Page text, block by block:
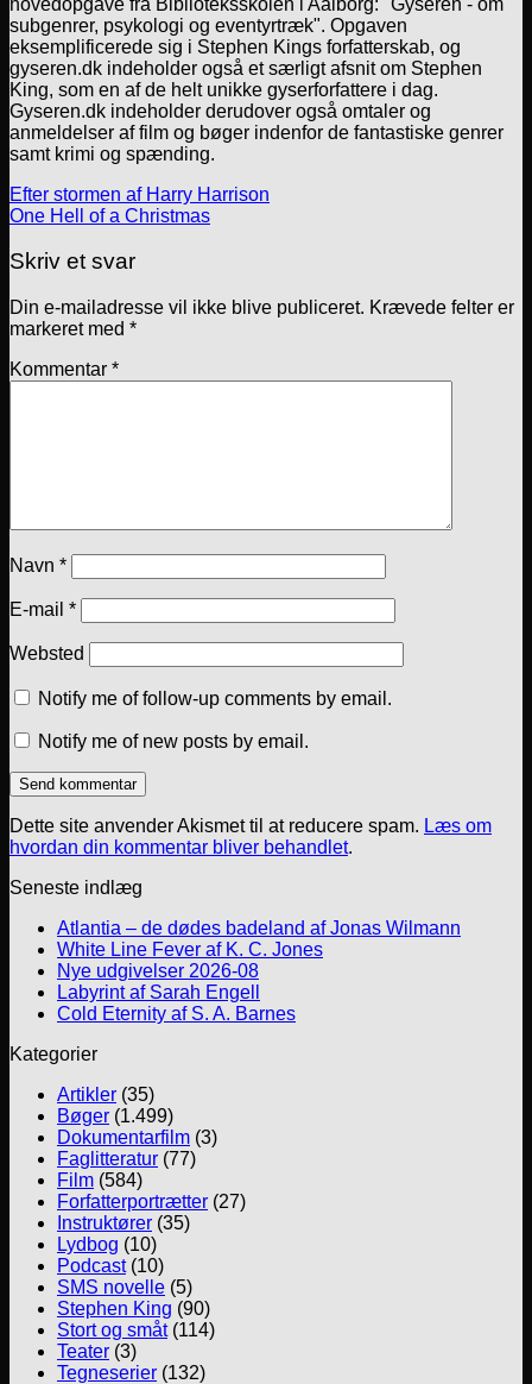
subgenrer, psykologi og eventyrtræk". Opgaven
eksemplificerede sig i Stephen Kings forfatterskab, og
gyseren.dk indeholder også et særligt afsnit om Stephen
King, som en af de helt unikke gyserforfattere i dag.
Gyseren.dk indeholder derudover også omtaler og
anmeldelser af film og bøger indenfor de fantastiske genrer
samt krimi og spænding.
Efter stormen af Harry Harrison
One Hell of a Christmas
Skriv et svar
Din e-mailadresse vil ikke blive publiceret. Krævede felter er
markeret med *
Kommentar *
Navn *
E-mail *
Websted
Notify me of follow-up comments by email.
Notify me of new posts by email.
Dette site anvender Akismet til at reducere spam. Læs om
hvordan din kommentar bliver behandlet.
Seneste indlæg
Atlantia – de dødes badeland af Jonas Wilmann
White Line Fever af K. C. Jones
Nye udgivelser 2026-08
Labyrint af Sarah Engell
Cold Eternity af S. A. Barnes
Kategorier
Artikler (35)
Bøger (1.499)
Dokumentarfilm (3)
Faglitteratur (77)
Film (584)
Forfatterportrætter (27)
Instruktører (35)
Lydbog (10)
Podcast(10)
SMS novelle (5)
Stephen King (90)
Stort og småt(114)
Teater (3)
Tegneserier (132)